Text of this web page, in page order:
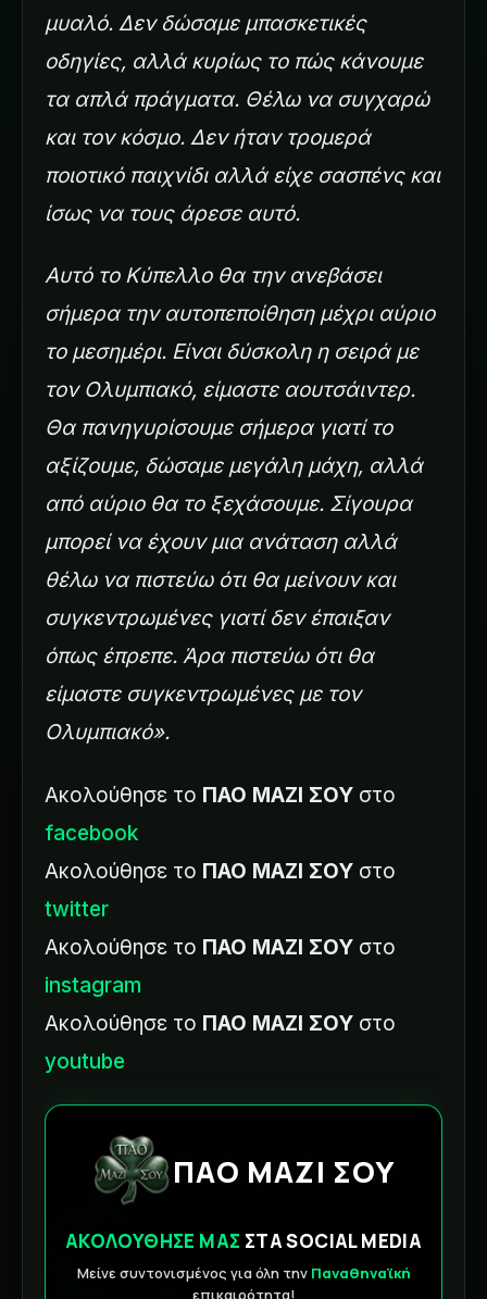
μυαλό. Δεν δώσαμε μπασκετικές
οδηγίες, αλλά κυρίως το πώς κάνουμε
τα απλά πράγματα. Θέλω να συγχαρώ
και τον κόσμο. Δεν ήταν τρομερά
ποιοτικό παιχνίδι αλλά είχε σασπένς και
ίσως να τους άρεσε αυτό.
Αυτό το Κύπελλο θα την ανεβάσει
σήμερα την αυτοπεποίθηση μέχρι αύριο
το μεσημέρι. Είναι δύσκολη η σειρά με
τον Ολυμπιακό, είμαστε αουτσάιντερ.
Θα πανηγυρίσουμε σήμερα γιατί το
αξίζουμε, δώσαμε μεγάλη μάχη, αλλά
από αύριο θα το ξεχάσουμε. Σίγουρα
μπορεί να έχουν μια ανάταση αλλά
θέλω να πιστεύω ότι θα μείνουν και
συγκεντρωμένες γιατί δεν έπαιξαν
όπως έπρεπε. Άρα πιστεύω ότι θα
είμαστε συγκεντρωμένες με τον
Ολυμπιακό».
Ακολούθησε το ΠΑΟ ΜΑΖΙ ΣΟΥ στο
facebook
Ακολούθησε το ΠΑΟ ΜΑΖΙ ΣΟΥ στο
twitter
Ακολούθησε το ΠΑΟ ΜΑΖΙ ΣΟΥ στο
instagram
Ακολούθησε το ΠΑΟ ΜΑΖΙ ΣΟΥ στο
youtube
ΠΑΟ ΜΑΖΙ ΣΟΥ
ΑΚΟΛΟΥΘΗΣΕ ΜΑΣ ΣΤΑ SOCIAL MEDIA
Μείνε συντονισμένος για όλη την Παναθηναϊκή
επικαιρότητα!